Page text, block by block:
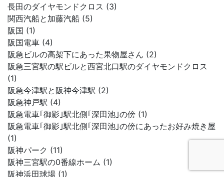
長田のダイヤモンドクロス (3)
関西汽船と加藤汽船 (5)
阪国 (1)
阪国電車 (4)
阪急ビルの高架下にあった果物屋さん (2)
阪急三宮駅の駅ビルと西宮北口駅のダイヤモンドクロス
(1)
阪急今津駅と阪神今津駅 (2)
阪急神戸駅 (4)
阪急電車｢御影｣駅北側｢深田池｣の傍 (1)
阪急電車｢御影｣駅北側｢深田池｣の傍にあったお好み焼き屋
(1)
阪神パーク (11)
阪神三宮駅の0番線ホーム (1)
阪神浜田球場 (1)